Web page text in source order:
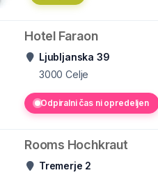
Hotel Faraon
Ljubljanska 39
3000 Celje
Odpiralni čas ni opredeljen
Rooms Hochkraut
Tremerje 2